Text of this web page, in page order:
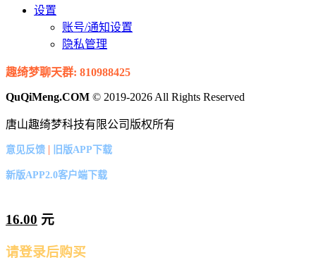
设置
账号/通知设置
隐私管理
趣绮梦聊天群: 810988425
QuQiMeng.COM © 2019-2026 All Rights Reserved
唐山趣绮梦科技有限公司版权所有
意见反馈 | 旧版APP下载
新版APP2.0客户端下载
16.00 元
请登录后购买